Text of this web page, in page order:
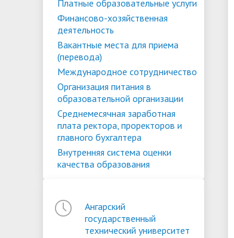
Патриотический клуб ФГБОУ ВО
«АнГТУ»
Платные образовательные услуги
Финансово-хозяйственная
деятельность
Вакантные места для приема
(перевода)
Международное сотрудничество
Организация питания в
образовательной организации
Среднемесячная заработная
плата ректора, проректоров и
главного бухгалтера
Внутренняя система оценки
качества образования
Ангарский
государственный
технический университет